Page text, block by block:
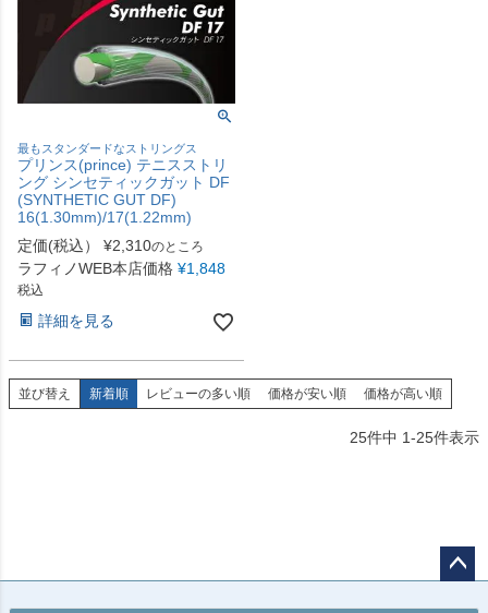
最もスタンダードなストリングス
プリンス(prince) テニスストリ
ング シンセティックガット DF
(SYNTHETIC GUT DF)
16(1.30mm)/17(1.22mm)
定価(税込）
¥2,310のところ
ラフィノWEB本店価格 ¥1,848
税込
詳細を見る
並び替え 新着順 レビューの多い順 価格が安い順 価格が高い順
25件中 1-25件表示